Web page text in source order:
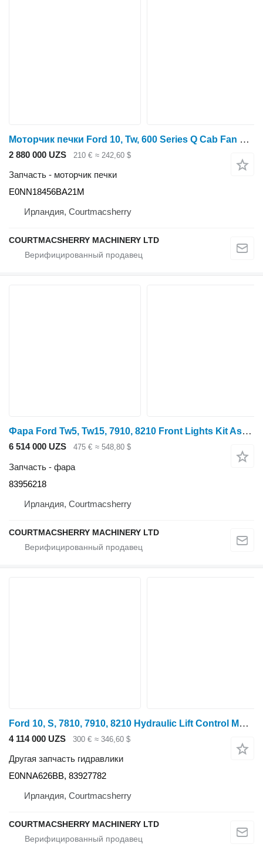
Моторчик печки Ford 10, Tw, 600 Series Q Cab Fan Blow Motor , E0nn1845 E0NN18456BA21M для трактора колесного
2 880 000 UZS 210 € ≈ 242,60 $
Запчасть - моторчик печки
E0NN18456BA21M
Ирландия, Courtmacsherry
COURTMACSHERRY MACHINERY LTD
Фара Ford Tw5, Tw15, 7910, 8210 Front Lights Kit Assy , E1nn13n102 83956218 для трактора колесного
6 514 000 UZS 475 € ≈ 548,80 $
Запчасть - фара
83956218
Ирландия, Courtmacsherry
COURTMACSHERRY MACHINERY LTD
Ford 10, S, 7810, 7910, 8210 Hydraulic Lift Control Monitor E0nna626b E0NNA626BB для трактора колесного
4 114 000 UZS 300 € ≈ 346,60 $
Другая запчасть гидравлики
E0NNA626BB, 83927782
Ирландия, Courtmacsherry
COURTMACSHERRY MACHINERY LTD